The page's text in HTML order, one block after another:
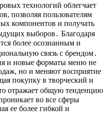
технологий облегчает
позволяя пользователям
компонентов и получать
выборов․ Благодаря
более осознанным и
связь с брендом․
и новые форматы меню не
но и меняют восприятие
покупку в творческий и
отражает общую тенденцию
во все сферы
ее более гибкой и